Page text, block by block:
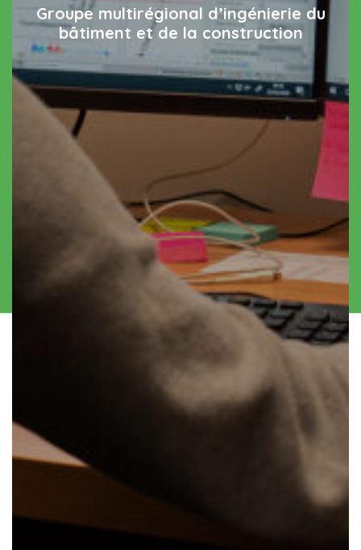
Groupe multirégional d’ingénierie du
bâtiment et de la construction